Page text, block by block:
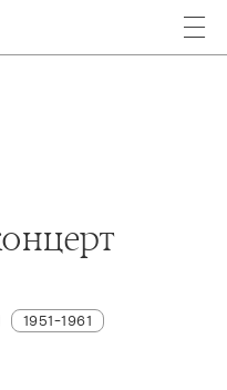
1951-1961